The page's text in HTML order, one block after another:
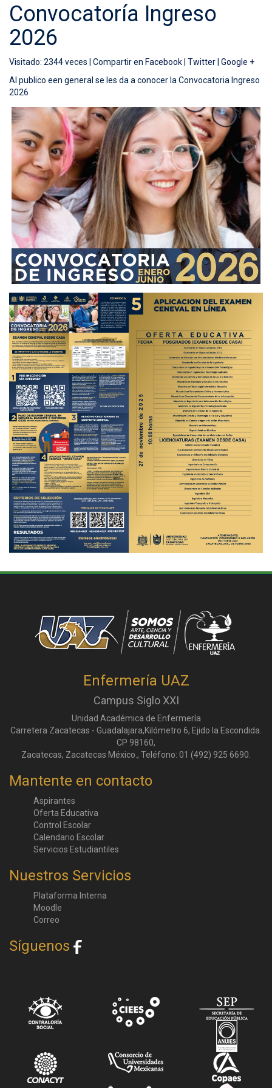
Convocatoría Ingreso
2026
Visitado: 2344 veces | Compartir en Facebook Twitter Google +
Al publico een general se les da a conocer la Convocatoria Ingreso
2026
Enfermería UAZ
Campus Siglo XXI
Unidad Académica de Enfermería
Carretera Zacatecas - Guadalajara,Kilómetro 6, Ejido la Escondida.
CP 98160,
Zacatecas, Zacatecas México., Teléfono: 01 (492) 925 6690.
Mantente en contacto
Aspirantes
Oferta Educativa
Control Escolar
Calendario Escolar
Servicios Estudiantiles
Nuestros Servicios
Plataforma Interna
Moodle
Correo
Síguenos